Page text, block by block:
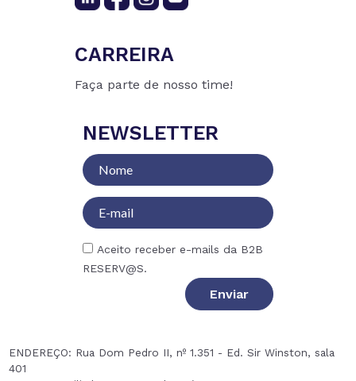
CARREIRA
Faça parte de nosso time!
NEWSLETTER
Aceito receber e-mails da B2B
RESERV@S.
Enviar
ENDEREÇO: Rua Dom Pedro II, nº 1.351 - Ed. Sir Winston, sala
401